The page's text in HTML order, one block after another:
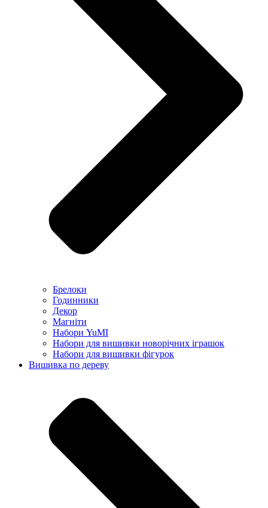
Брелоки
Годинники
Декор
Магніти
Набори YuMI
Набори для вишивки новорічних іграшок
Набори для вишивки фігурок
Вишивка по дереву